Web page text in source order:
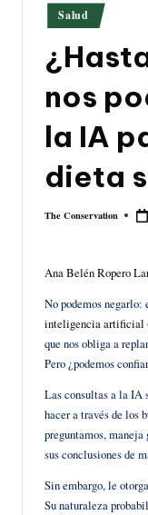
Publicado
en
Salud
nos
la IA
dieta
Publicado
The Conservation
Ana Belén Ropero
No podemos
inteligencia artificial
que nos obliga a
Pero ¿podemos
Las consultas a la IA
hacer a través de los
preguntamos,
sus conclusiones de
Sin embargo, le
Su naturaleza